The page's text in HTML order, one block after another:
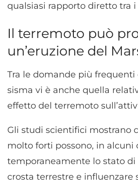
qualsiasi rapporto diretto tra
Il terremoto può
un’eruzione del
Tra le domande più frequenti
sisma vi è anche quella
effetto del terremoto
Gli studi scientifici mostrano
molto forti possono, in alcuni
temporaneamente lo stato di
crosta terrestre e influenzare